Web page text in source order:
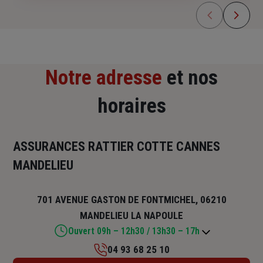
Notre adresse et nos
horaires
ASSURANCES RATTIER COTTE CANNES
MANDELIEU
701 AVENUE GASTON DE FONTMICHEL, 06210
MANDELIEU LA NAPOULE
Ouvert 09h – 12h30 / 13h30 – 17h
04 93 68 25 10